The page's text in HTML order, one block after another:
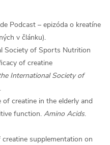
Podcast – epizóda o kreatíne
v článku).
Society of Sports Nutrition
of creatine
International Society of
of creatine in the elderly and
function. Amino Acids.
supplementation on